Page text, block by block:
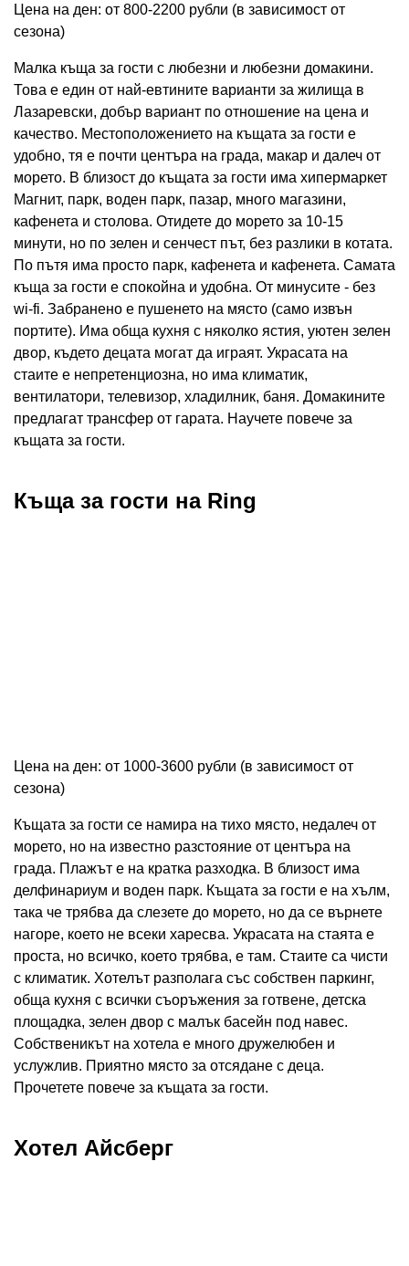
Цена на ден: от 800-2200 рубли (в зависимост от
сезона)
Малка къща за гости с любезни и любезни домакини.
Това е един от най-евтините варианти за жилища в
Лазаревски, добър вариант по отношение на цена и
качество. Местоположението на къщата за гости е
удобно, тя е почти центъра на града, макар и далеч от
морето. В близост до къщата за гости има хипермаркет
Магнит, парк, воден парк, пазар, много магазини,
кафенета и столова. Отидете до морето за 10-15
минути, но по зелен и сенчест път, без разлики в котата.
По пътя има просто парк, кафенета и кафенета. Самата
къща за гости е спокойна и удобна. От минусите - без
wi-fi. Забранено е пушенето на място (само извън
портите). Има обща кухня с няколко ястия, уютен зелен
двор, където децата могат да играят. Украсата на
стаите е непретенциозна, но има климатик,
вентилатори, телевизор, хладилник, баня. Домакините
предлагат трансфер от гарата. Научете повече за
къщата за гости.
Къща за гости на Ring
Цена на ден: от 1000-3600 рубли (в зависимост от
сезона)
Къщата за гости се намира на тихо място, недалеч от
морето, но на известно разстояние от центъра на
града. Плажът е на кратка разходка. В близост има
делфинариум и воден парк. Къщата за гости е на хълм,
така че трябва да слезете до морето, но да се върнете
нагоре, което не всеки харесва. Украсата на стаята е
проста, но всичко, което трябва, е там. Стаите са чисти
с климатик. Хотелът разполага със собствен паркинг,
обща кухня с всички съоръжения за готвене, детска
площадка, зелен двор с малък басейн под навес.
Собственикът на хотела е много дружелюбен и
услужлив. Приятно място за отсядане с деца.
Прочетете повече за къщата за гости.
Хотел Айсберг